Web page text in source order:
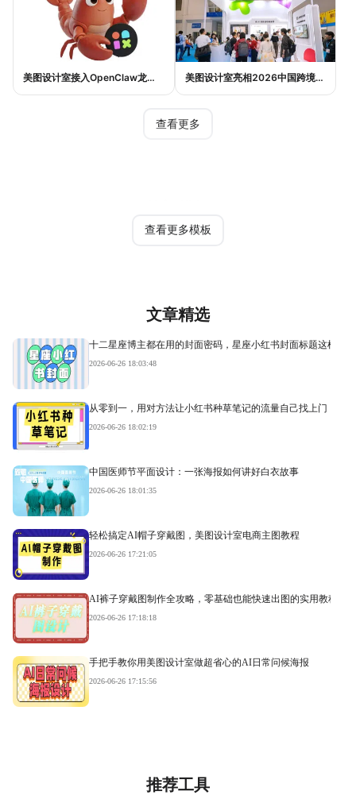
美图设计室接入OpenClaw龙虾生态：AI设计如何实现一句话完成电商作图 美图设计室亮相2026中国跨境电商交易会，AI设计Agent助力跨境电商内容提效
查看更多
查看更多模板
文章精选
十二星座博主都在用的封面密码，星座小红书封面标题这样写
2026-06-26 18:03:48
从零到一，用对方法让小红书种草笔记的流量自己找上门
2026-06-26 18:02:19
中国医师节平面设计：一张海报如何讲好白衣故事
2026-06-26 18:01:35
轻松搞定AI帽子穿戴图，美图设计室电商主图教程
2026-06-26 17:21:05
AI裤子穿戴图制作全攻略，零基础也能快速出图的实用教程
2026-06-26 17:18:18
手把手教你用美图设计室做超省心的AI日常问候海报
2026-06-26 17:15:56
推荐工具